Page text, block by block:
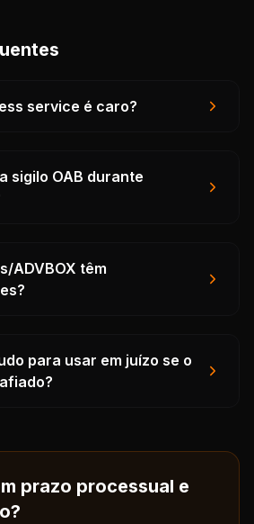
service é caro?
sigilo OAB durante
ADVBOX têm
para usar em juízo se o
prazo processual e